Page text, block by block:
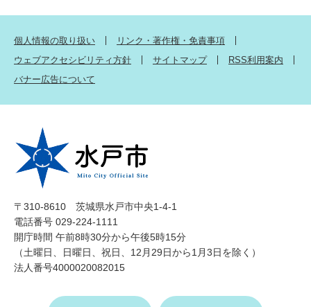
個人情報の取り扱い
リンク・著作権・免責事項
ウェブアクセシビリティ方針
サイトマップ
RSS利用案内
バナー広告について
〒310-8610 茨城県水戸市中央1-4-1
電話番号 029-224-1111
開庁時間 午前8時30分から午後5時15分
（土曜日、日曜日、祝日、12月29日から1月3日を除く）
法人番号4000020082015